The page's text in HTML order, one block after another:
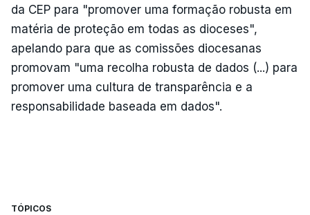
da CEP para "promover uma formação robusta em
matéria de proteção em todas as dioceses",
apelando para que as comissões diocesanas
promovam "uma recolha robusta de dados (...) para
promover uma cultura de transparência e a
responsabilidade baseada em dados".
TÓPICOS